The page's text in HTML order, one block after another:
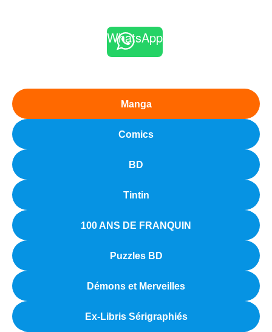
WhatsApp
Manga
Comics
BD
Tintin
100 ANS DE FRANQUIN
Puzzles BD
Démons et Merveilles
Ex-Libris Sérigraphiés